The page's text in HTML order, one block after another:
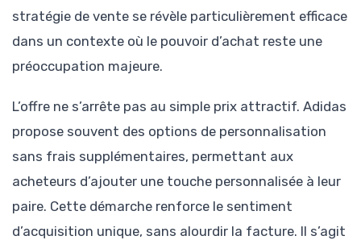
stratégie de vente se révèle particulièrement efficace
dans un contexte où le pouvoir d’achat reste une
préoccupation majeure.
L’offre ne s’arrête pas au simple prix attractif. Adidas
propose souvent des options de personnalisation
sans frais supplémentaires, permettant aux
acheteurs d’ajouter une touche personnalisée à leur
paire. Cette démarche renforce le sentiment
d’acquisition unique, sans alourdir la facture. Il s’agit